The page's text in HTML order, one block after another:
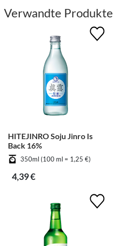
Verwandte Produkte
HITEJINRO Soju Jinro Is
Back 16%
350ml (100 ml = 1,25 €)
4,39 €